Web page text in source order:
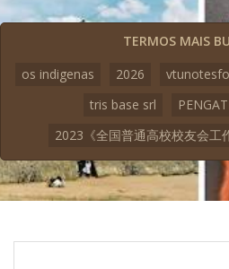
TERMOS MAIS
os indigenas
2026
tris base srl
2023《全国普通高校校友会工